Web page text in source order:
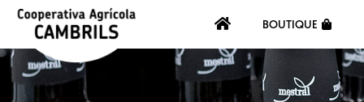
BOUTIQUE